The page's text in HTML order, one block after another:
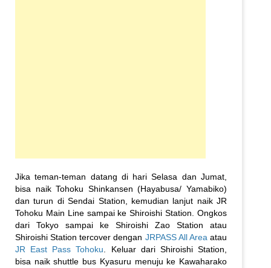
Jika teman-teman datang di hari Selasa dan Jumat,
bisa naik Tohoku Shinkansen (Hayabusa/ Yamabiko)
dan turun di Sendai Station, kemudian lanjut naik JR
Tohoku Main Line sampai ke Shiroishi Station. Ongkos
dari Tokyo sampai ke Shiroishi Zao Station atau
Shiroishi Station tercover dengan JRPASS All Area atau
JR East Pass Tohoku . Keluar dari Shiroishi Station,
bisa naik shuttle bus Kyasuru menuju ke Kawaharako